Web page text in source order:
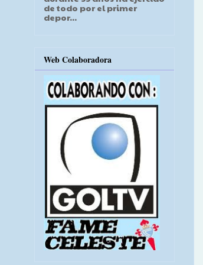
de todo por el primer
depor...
Web Colaboradora